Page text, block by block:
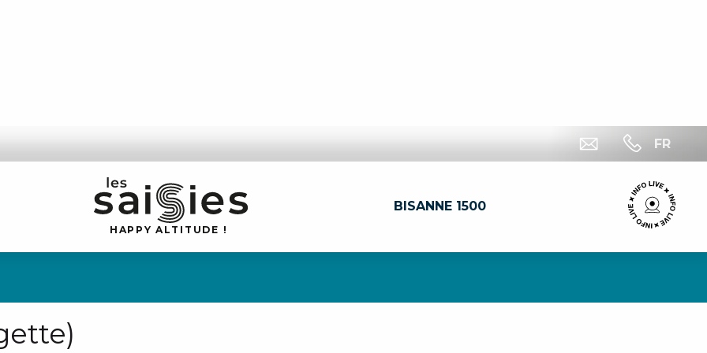
FR
HAP PY ALTI T UDE !
BISANNE 1500